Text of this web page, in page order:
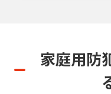
家庭用防